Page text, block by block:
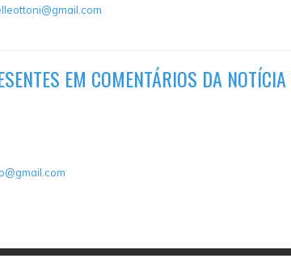
EM COMENTÁRIOS DA